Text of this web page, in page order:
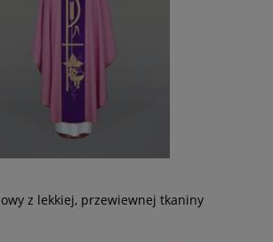
z lekkiej, przewiewnej tkaniny